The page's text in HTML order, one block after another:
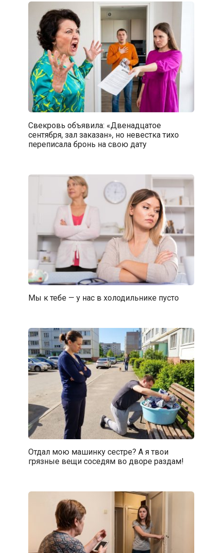
Свекровь объявила: «Двенадцатое
сентября, зал заказан», но невестка тихо
переписала бронь на свою дату
Мы к тебе — у нас в холодильнике пусто
Отдал мою машинку сестре? А я твои
грязные вещи соседям во дворе раздам!